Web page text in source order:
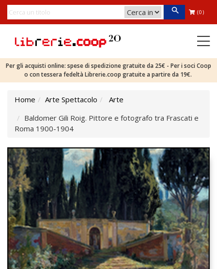
(0)
Per gli acquisti online: spese di spedizione gratuite da 25€ - Per i soci Coop
o con tessera fedeltà Librerie.coop gratuite a partire da 19€.
Home Arte Spettacolo
Arte
Baldomer Gili Roig. Pittore e fotografo tra Frascati e
Roma 1900-1904